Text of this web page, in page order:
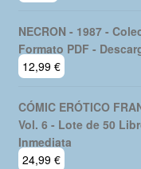
NECRON - 1987 -
Formato PDF -
12,99 €
CÓMIC ERÓTICO
Vol. 6 - Lote de 50
Inmediata
24,99 €